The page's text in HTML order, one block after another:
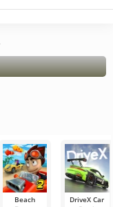
Beach
DriveX Car